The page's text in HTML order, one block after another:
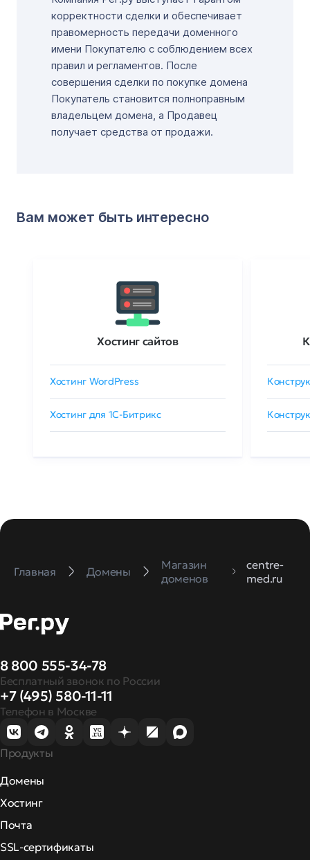
корректности сделки и обеспечивает
правомерность передачи доменного
имени Покупателю с соблюдением всех
правил и регламентов. После
совершения сделки по покупке домена
Покупатель становится полноправным
владельцем домена, а Продавец
получает средства от продажи.
Вам может быть интересно
Хостинг сайтов
Хостинг WordPress
Хостинг для 1C-Битрикс
Главная Домены
Магазин
доменов
centre-
med.ru
8 800 555-34-78
Бесплатный звонок по России
+7 (495) 580-11-11
Телефон в Москве
Продукты
Домены
Хостинг
Почта
SSL-сертификаты